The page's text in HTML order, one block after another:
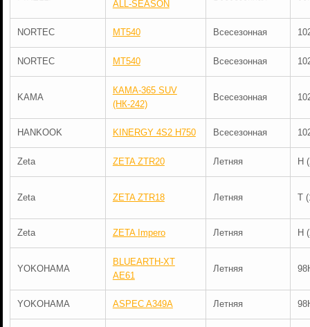
ALL-SEASON
NORTEC MT540 Всесезонная
NORTEC MT540 Всесезонная
KAMA
КАМА-365 SUV
(НК-242)
Всесезонная
HANKOOK KINERGY 4S2 H750 Всесезонная
Zeta ZETA ZTR20 Летняя H
Zeta ZETA ZTR18 Летняя T
Zeta ZETA Impero Летняя H
YOKOHAMA
BLUEARTH-XT
AE61
Летняя
YOKOHAMA ASPEC A349A Летняя